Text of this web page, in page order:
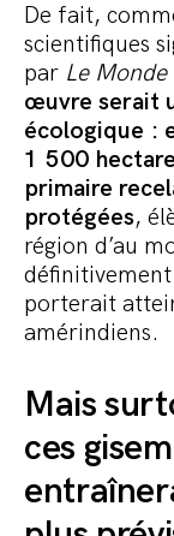
De fait,
scientifiques
par Le Monde
œuvre serait
écologique :
1 500
primaire
protégées,
région d’au
définitivement
porterait
amérindiens.
Mais
ces